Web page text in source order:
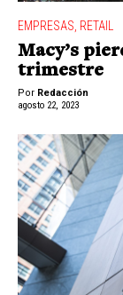
EMPRESAS RETAIL
Macy’s
trimestre
Por Redacción
agosto 22, 2023